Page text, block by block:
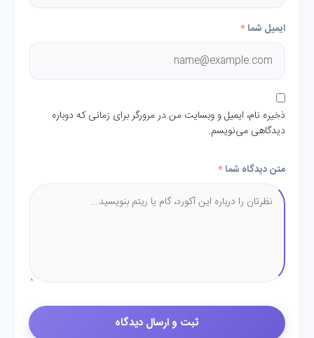
ایمیل شما*
ذخیره نام، ایمیل و وبسایت من در مرورگر برای زمانی که دوباره
دیدگاهی می‌نویسم.
متن دیدگاه شما*